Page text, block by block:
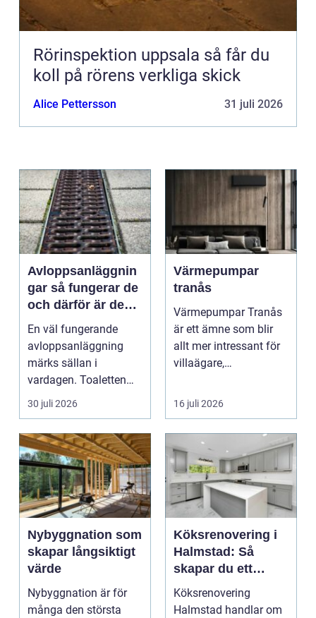
Rörinspektion uppsala så får du
koll på rörens verkliga skick
Alice Pettersson 31 juli 2026
Avloppsanläggnin
gar så fungerar de
och därför är de
viktigare än många
tror
En väl fungerande
avloppsanläggning
märks sällan i
vardagen. Toaletten
spolas, vattnet rinner
undan ...
30 juli 2026
Värmepumpar
tranås
Värmepumpar Tranås
är ett ämne som blir
allt mer intressant för
villaägare,
o...
16 juli 2026
Nybyggnation som
skapar långsiktigt
värde
Nybyggnation är för
många den största
Köksrenovering i
Halmstad: Så
skapar du ett
funktionellt och
trivsamt kök
Köksrenovering
Halmstad handlar om